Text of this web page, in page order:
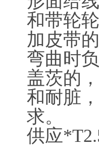
和带轮
加皮带
弯曲时
盖茨的
和耐脏
求。
供应